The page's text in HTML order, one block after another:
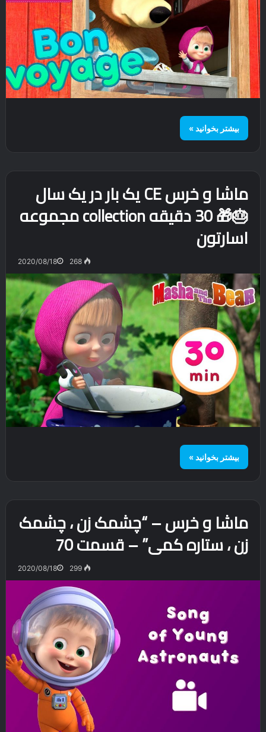
بیشتر بخوانید »
ماشا و خرس CE یک بار در یک سال
🎂🎁 30 دقیقه collection مجموعه
اسارتون
2020/08/18 268
بیشتر بخوانید »
ماشا و خرس – “چشمک زن ، چشمک
زن ، ستاره کمی” – قسمت 70
2020/08/18 299